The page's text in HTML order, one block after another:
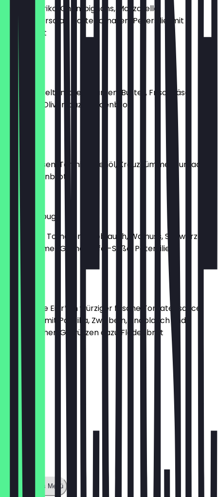
3 Eier, Paprika, Champignons, Mozzarella,
Wildkräutersalat, Datteltomaten, Petersilie, mit
Fladenbrot
€ 11,50
Rührei
3 Eier, Datteltomaten, Gurken, Butter, Frischkäse,
Petersilie, Oliven dazu Fladenbrot
€ 10,50
Hummus
Kichererbsen, Tahini, Olivenöl, Kreuzkümmel, Sumach
dazu Fladenbrot
€ 5,90
Baba Ganoug
Aubergine, Tomaten, Knoblauch, Walnuss, Schwarze
Kreuzkümmel, Granatapfel-Soße, Petersilie
€ 5,90
Shakshuka
2 pochierte Eier*, in würziger frische Tomatensauce,
verfeinert mit Paprika, Zwiebeln, Knoblauch und
aromatischen Gewürzen dazu Fladenbrot
€ 11,50
Zeige ganzes Menü